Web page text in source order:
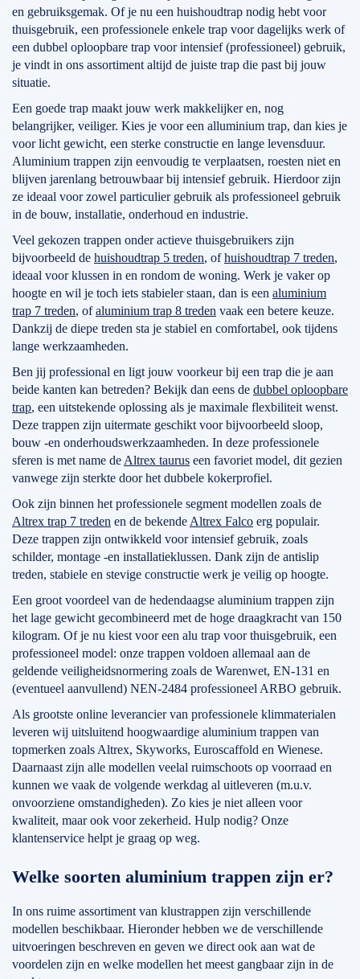
en gebruiksgemak. Of je nu een huishoudtrap nodig hebt voor
thuisgebruik, een professionele enkele trap voor dagelijks werk of
een dubbel oploopbare trap voor intensief (professioneel) gebruik,
je vindt in ons assortiment altijd de juiste trap die past bij jouw
situatie.
Een goede trap maakt jouw werk makkelijker en, nog
belangrijker, veiliger. Kies je voor een alluminium trap, dan kies je
voor licht gewicht, een sterke constructie en lange levensduur.
Aluminium trappen zijn eenvoudig te verplaatsen, roesten niet en
blijven jarenlang betrouwbaar bij intensief gebruik. Hierdoor zijn
ze ideaal voor zowel particulier gebruik als professioneel gebruik
in de bouw, installatie, onderhoud en industrie.
Veel gekozen trappen onder actieve thuisgebruikers zijn
bijvoorbeeld de huishoudtrap 5 treden, ofhuishoudtrap 7 treden,
ideaal voor klussen in en rondom de woning. Werk je vaker op
hoogte en wil je toch iets stabieler staan, dan is een aluminium
trap 7 treden, ofaluminium trap 8 treden vaak een betere keuze.
Dankzij de diepe treden sta je stabiel en comfortabel, ook tijdens
lange werkzaamheden.
Ben jij professional en ligt jouw voorkeur bij een trap die je aan
beide kanten kan betreden? Bekijk dan eens de dubbel oploopbare
trap, een uitstekende oplossing als je maximale flexbiliteit wenst.
Deze trappen zijn uitermate geschikt voor bijvoorbeeld sloop,
bouw -en onderhoudswerkzaamheden. In deze professionele
sferen is met name de Altrex taurus een favoriet model, dit gezien
vanwege zijn sterkte door het dubbele kokerprofiel.
Ook zijn binnen het professionele segment modellen zoals de
Altrex trap 7 treden en de bekende Altrex Falco erg populair.
Deze trappen zijn ontwikkeld voor intensief gebruik, zoals
schilder, montage -en installatieklussen. Dank zijn de antislip
treden, stabiele en stevige constructie werk je veilig op hoogte.
Een groot voordeel van de hedendaagse aluminium trappen zijn
het lage gewicht gecombineerd met de hoge draagkracht van 150
kilogram. Of je nu kiest voor een alu trap voor thuisgebruik, een
professioneel model: onze trappen voldoen allemaal aan de
geldende veiligheidsnormering zoals de Warenwet, EN-131 en
(eventueel aanvullend) NEN-2484 professioneel ARBO gebruik.
Als grootste online leverancier van professionele klimmaterialen
leveren wij uitsluitend hoogwaardige aluminium trappen van
topmerken zoals Altrex, Skyworks, Euroscaffold en Wienese.
Daarnaast zijn alle modellen veelal ruimschoots op voorraad en
kunnen we vaak de volgende werkdag al uitleveren (m.u.v.
onvoorziene omstandigheden). Zo kies je niet alleen voor
kwaliteit, maar ook voor zekerheid. Hulp nodig? Onze
klantenservice helpt je graag op weg.
Welke soorten aluminium trappen zijn er?
In ons ruime assortiment van klustrappen zijn verschillende
modellen beschikbaar. Hieronder hebben we de verschillende
uitvoeringen beschreven en geven we direct ook aan wat de
voordelen zijn en welke modellen het meest gangbaar zijn in de